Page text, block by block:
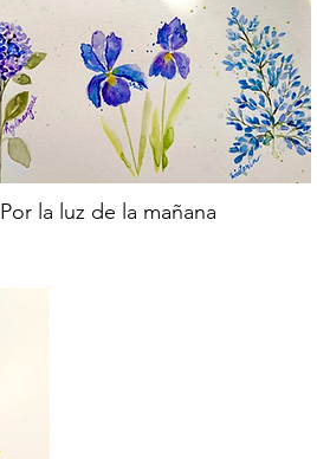
Por la luz de la mañana